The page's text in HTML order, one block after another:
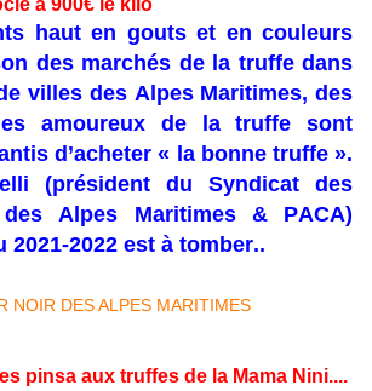
à 900€ le kilo
haut en gouts et en couleurs
des marchés de la truffe dans
villes des Alpes Maritimes, des
amoureux de la truffe sont
d’acheter « la bonne truffe ».
(président du Syndicat des
Alpes Maritimes & PACA)
2021-2022 est à tomber..
pinsa aux truffes de la Mama Nini....